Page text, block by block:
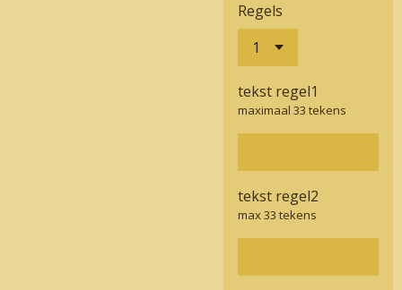
Regels
tekst regel1
maximaal 33 tekens
tekst regel2
max 33 tekens